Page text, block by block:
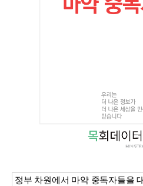
정부 차원에서 마약 중독자들을